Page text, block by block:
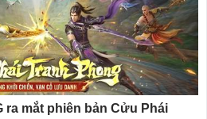
ra mắt phiên bản Cửu Phái